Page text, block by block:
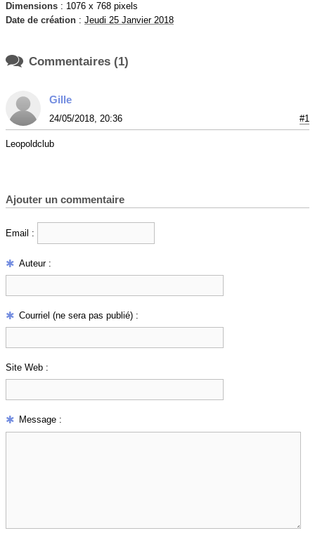
Dimensions : 1076 x 768 pixels
Date de création : Jeudi 25 Janvier 2018
 Commentaires (1)
Gille
24/05/2018, 20:36 #1
Leopoldclub
Ajouter un commentaire
Email :
Auteur :
Courriel (ne sera pas publié) :
Site Web :
Message :